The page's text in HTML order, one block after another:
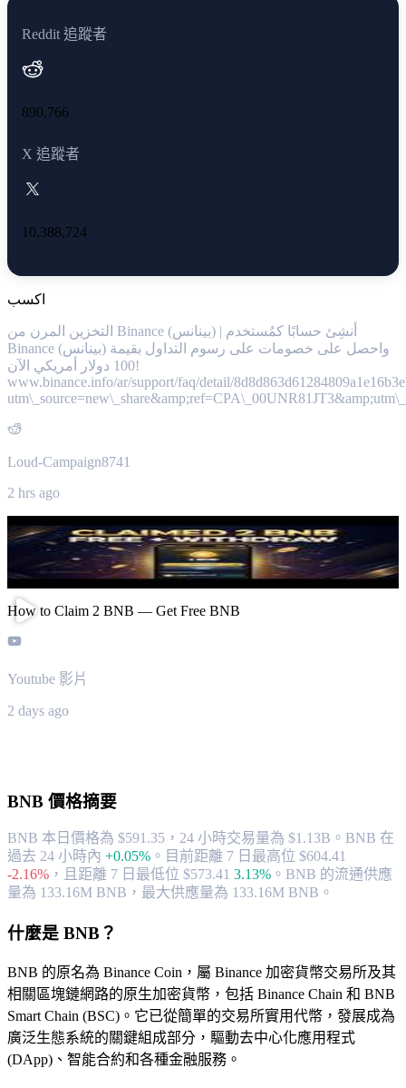
Reddit 追蹤者
890,766
X 追蹤者
10,388,724
اكسب
التخزين المرن من Binance (بينانس) | أنشِئ حسابًا كمُستخدم
Binance (بينانس) واحصل على خصومات على رسوم التداول بقيمة
100 دولار أمريكي الآن!
www.binance.info/ar/support/faq/detail/
Loud-Campaign8741
2 hrs ago
How to Claim 2 BNB — Get Free BNB
Youtube 影片
2 days ago
BNB 價格摘要
BNB 本日價格為 $591.35，24 小時交易量為 $1.13B。BNB 在
過去 24 小時內 +0.05% 。 目前距離 7 日最高位 $604.41
-2.16% ， 且距離 7 日最低位 $573.41 3.13% 。 BNB 的流通供應
量為 133.16M BNB，最大供應量為 133.16M BNB。
什麼是 BNB？
BNB 的原名為 Binance Coin，屬 Binance 加密貨幣交易所及其
相關區塊鏈網路的原生加密貨幣，包括 Binance Chain 和 BNB
Smart Chain (BSC)。它已從簡單的交易所實用代幣，發展成為
廣泛生態系統的關鍵組成部分，驅動去中心化應用程式
(DApp)、智能合約和各種金融服務。